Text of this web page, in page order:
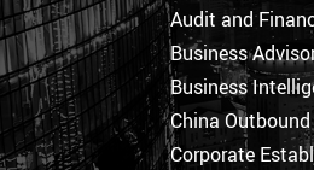
Audit and
Business
Business
China
Corporate